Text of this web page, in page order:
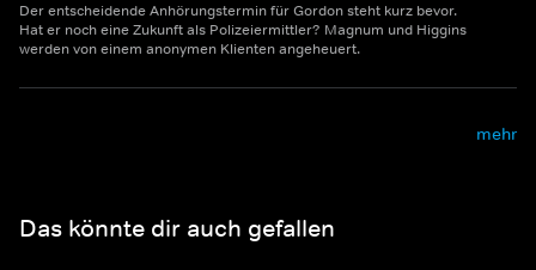
Der entscheidende Anhörungstermin für Gordon steht kurz bevor.
Hat er noch eine Zukunft als Polizeiermittler? Magnum und Higgins
werden von einem anonymen Klienten angeheuert.
mehr
Das könnte dir auch gefallen